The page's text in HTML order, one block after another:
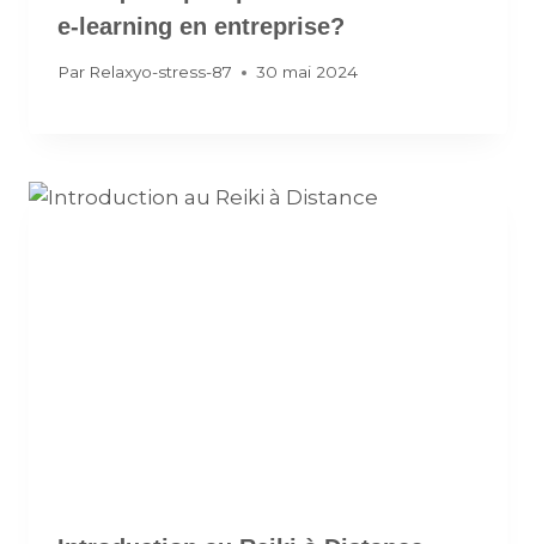
e-learning en entreprise?
Par Relaxyo-stress-87 30 mai 2024